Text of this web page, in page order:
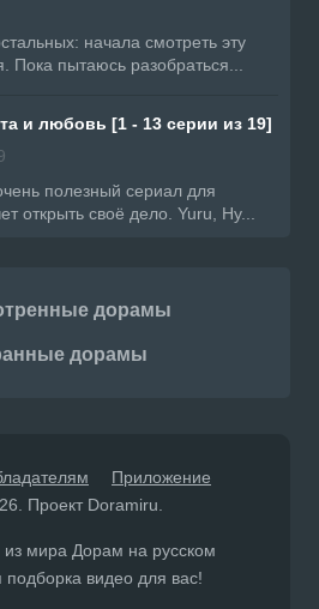
начала смотреть эту
Пока пытаюсь разобраться...
и любовь [1 - 13 серии из 19]
полезный сериал для
открыть своё дело. Yuru, Ну...
дорамы
дорамы
Приложение
Проект Doramiru.
из мира Дорам на русском
видео для вас!